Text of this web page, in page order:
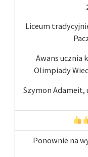
Liceum
Awans ucznia
Olimpiady
Szymon Adameit,
Ponownie na